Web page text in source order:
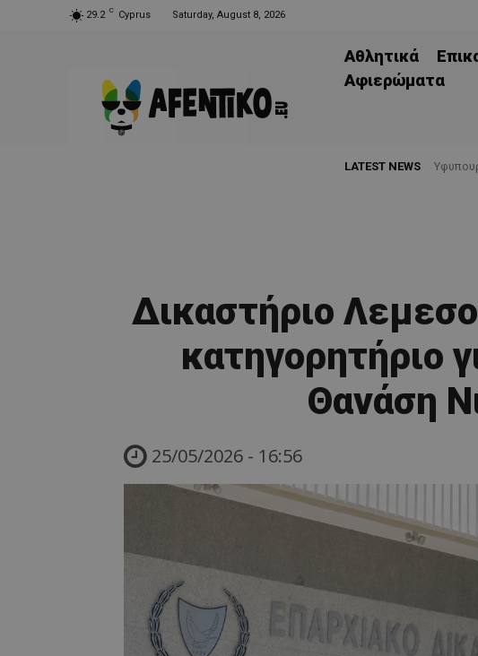
29.2 C Cyprus Saturday, August 8, 2026
Αθλητικά
Aφιερώματα
LATEST NEWS
Δικαστήριο
κατηγορητήριο
Θανάση
25/05/2026 - 16:56